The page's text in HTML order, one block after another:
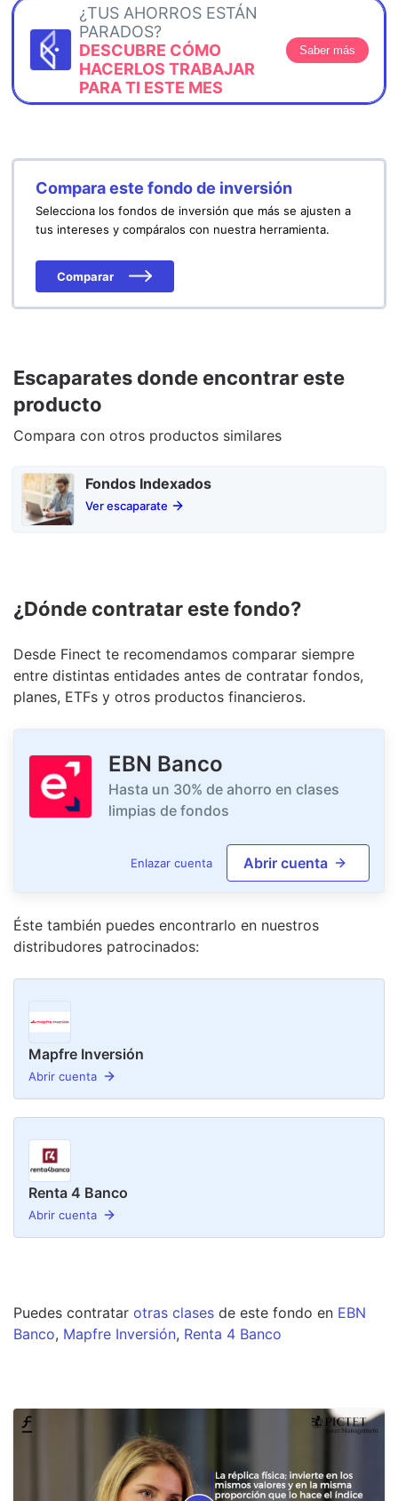
¿TUS AHORROS ESTÁN
PARADOS?
DESCUBRE CÓMO
HACERLOS TRABAJAR
PARA TI ESTE MES
Saber más
Compara este fondo de inversión
Selecciona los fondos de inversión que más se ajusten a
tus intereses y compáralos con nuestra herramienta.
Comparar
Escaparates donde encontrar este
producto
Compara con otros productos similares
Fondos Indexados
Ver escaparate
¿Dónde contratar este fondo?
Desde Finect te recomendamos comparar siempre
entre distintas entidades antes de contratar fondos,
planes, ETFs y otros productos financieros.
EBN Banco
Hasta un 30% de ahorro en clases
limpias de fondos
Enlazar cuenta Abrir cuenta
Éste también puedes encontrarlo en nuestros
distribudores patrocinados:
Mapfre Inversión
Abrir cuenta
Renta 4 Banco
Abrir cuenta
Puedes contratar otras clases de este fondo en EBN
Banco, Mapfre Inversión, Renta 4 Banco